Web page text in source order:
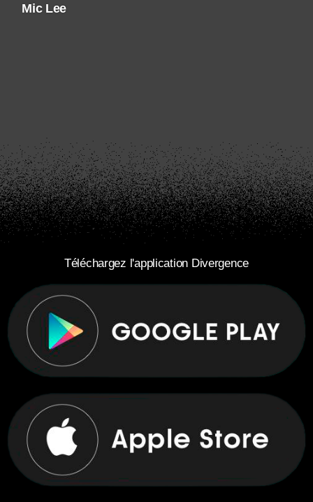
Mic Lee
Téléchargez l'application Divergence